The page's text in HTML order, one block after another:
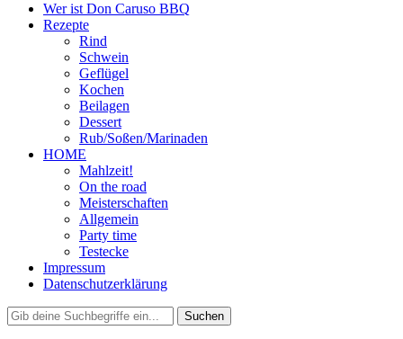
Wer ist Don Caruso BBQ
Rezepte
Rind
Schwein
Geflügel
Kochen
Beilagen
Dessert
Rub/Soßen/Marinaden
HOME
Mahlzeit!
On the road
Meisterschaften
Allgemein
Party time
Testecke
Impressum
Datenschutzerklärung